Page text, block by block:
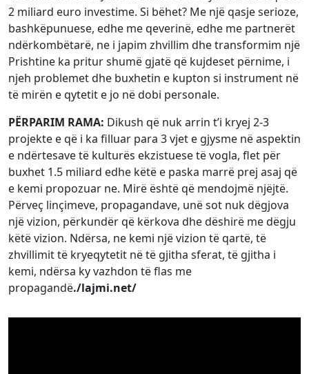
2 miliard euro investime. Si bëhet? Me një qasje serioze,
bashkëpunuese, edhe me qeverinë, edhe me partnerët
ndërkombëtarë, ne i japim zhvillim dhe transformim një
Prishtine ka pritur shumë gjatë që kujdeset përnime, i
njeh problemet dhe buxhetin e kupton si instrument në
të mirën e qytetit e jo në dobi personale.
PËRPARIM RAMA: Dikush që nuk arrin t’i kryej 2-3
projekte e që i ka filluar para 3 vjet e gjysme në aspektin
e ndërtesave të kulturës ekzistuese të vogla, flet për
buxhet 1.5 miliard edhe këtë e paska marrë prej asaj që
e kemi propozuar ne. Mirë është që mendojmë njëjtë.
Përveç linçimeve, propagandave, unë sot nuk dëgjova
një vizion, përkundër që kërkova dhe dëshirë me dëgju
këtë vizion. Ndërsa, ne kemi një vizion të qartë, të
zhvillimit të kryeqytetit në të gjitha sferat, të gjitha i
kemi, ndërsa ky vazhdon të flas me
propagandë./lajmi.net/